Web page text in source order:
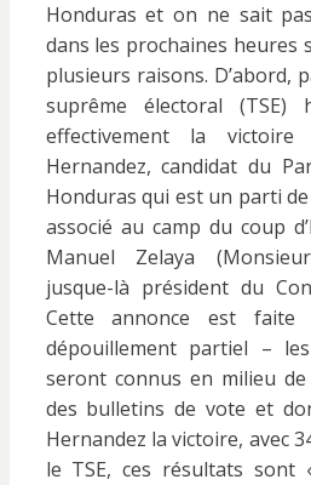
Honduras et on ne sait
dans les prochaines heures
plusieurs raisons. D’abord,
suprême électoral (TSE)
effectivement la
Hernandez, candidat du
Honduras qui est un parti
associé au camp du coup
Manuel Zelaya
jusque-là président du
Cette annonce est
dépouillement partiel –
seront connus en milieu
des bulletins de vote et
Hernandez la victoire, avec
le TSE, ces résultats sont